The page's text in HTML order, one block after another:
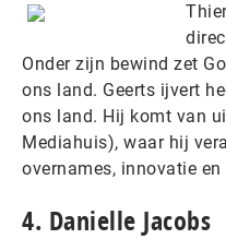
Onder zijn bewind zet
ons land. Geerts ijvert
ons land. Hij komt van
Mediahuis), waar hij
overnames, innovatie
4. Danielle Jacobs